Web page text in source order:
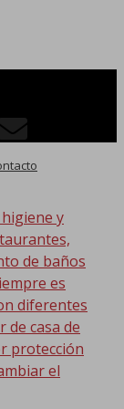
y
de baños
es
diferentes
de casa de
protección
el